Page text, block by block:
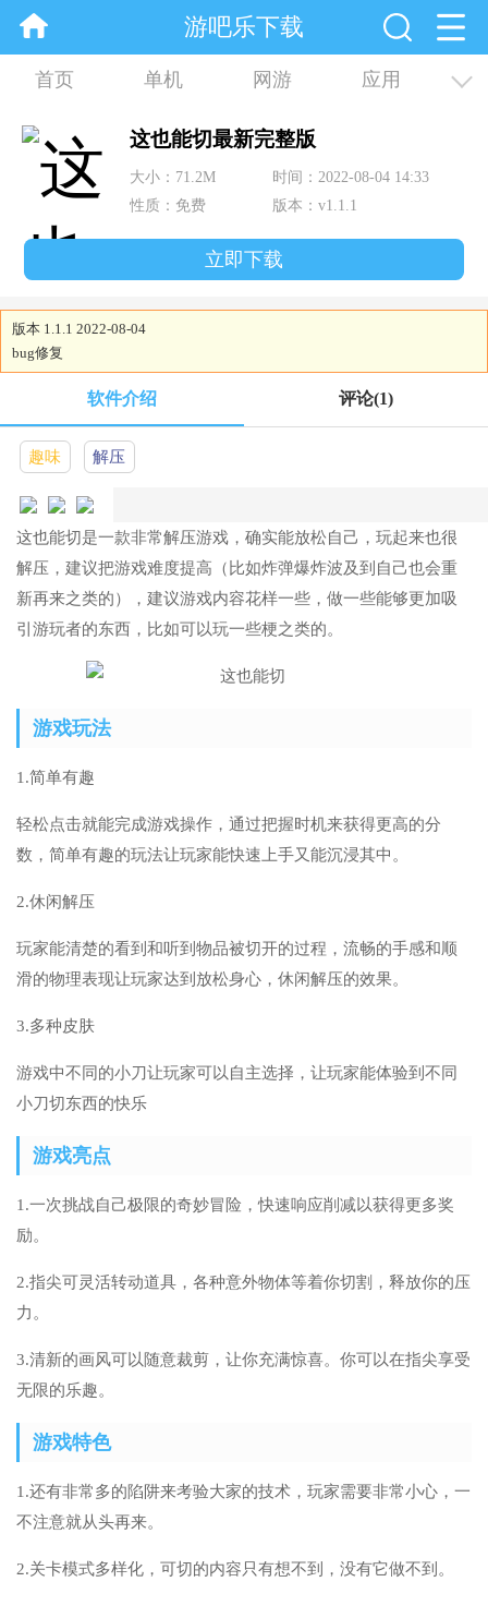
游吧乐下载
首页 单机 网游 应用
资讯 合集
这也能切最新完整版
大小：71.2M
时间：2022-08-04 14:33
性质：免费
版本：v1.1.1
立即下载
版本 1.1.1 2022-08-04
bug修复
软件介绍 评论(1)
趣味 解压
这也能切是一款非常解压游戏，确实能放松自己，玩起来也很
解压，建议把游戏难度提高（比如炸弹爆炸波及到自己也会重
新再来之类的），建议游戏内容花样一些，做一些能够更加吸
引游玩者的东西，比如可以玩一些梗之类的。
游戏玩法
1.简单有趣
轻松点击就能完成游戏操作，通过把握时机来获得更高的分
数，简单有趣的玩法让玩家能快速上手又能沉浸其中。
2.休闲解压
玩家能清楚的看到和听到物品被切开的过程，流畅的手感和顺
滑的物理表现让玩家达到放松身心，休闲解压的效果。
3.多种皮肤
游戏中不同的小刀让玩家可以自主选择，让玩家能体验到不同
小刀切东西的快乐
游戏亮点
1.一次挑战自己极限的奇妙冒险，快速响应削减以获得更多奖
励。
2.指尖可灵活转动道具，各种意外物体等着你切割，释放你的压
力。
3.清新的画风可以随意裁剪，让你充满惊喜。你可以在指尖享受
无限的乐趣。
游戏特色
1.还有非常多的陷阱来考验大家的技术，玩家需要非常小心，一
不注意就从头再来。
2.关卡模式多样化，可切的内容只有想不到，没有它做不到。